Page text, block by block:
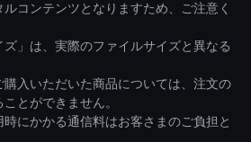
コンテンツとなりますため、ご注意く
ズ」は、実際のファイルサイズと異なる
購入いただいた商品については、注文の
とができません。
時にかかる通信料はお客さまのご負担と